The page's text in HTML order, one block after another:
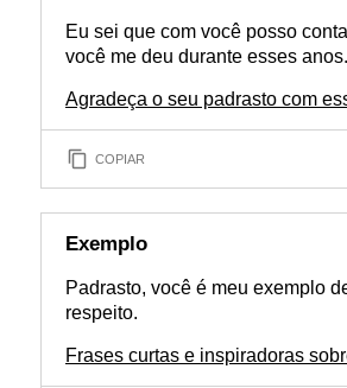
Eu sei que com você posso
você me deu durante esses anos.
Agradeça o seu padrasto com
COPIAR
Exemplo
Padrasto, você é meu exemplo
respeito.
Frases curtas e inspiradoras